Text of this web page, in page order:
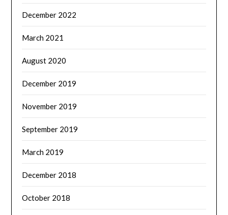
December 2022
March 2021
August 2020
December 2019
November 2019
September 2019
March 2019
December 2018
October 2018